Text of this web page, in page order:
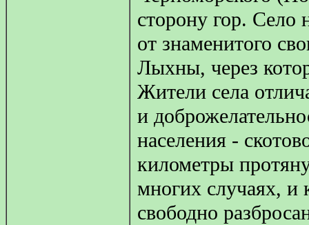
сторону гор. Село
от знаменитого
Лыхны, через
Жители села
и
населения -
километры
многих случаях, и
свободно